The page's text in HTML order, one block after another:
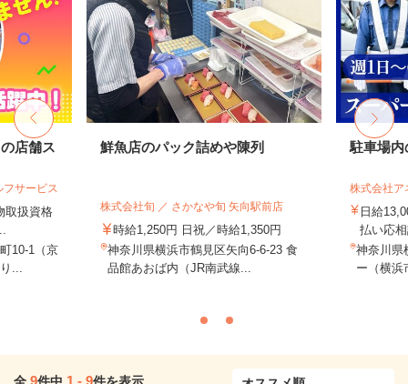
店舗ス
サービス
扱資格
10-1（京
...
鮮魚店のパック詰めや陳列
株式会社旬 ／ さかなや旬 矢向駅前店
時給1,250円 日祝／時給1,350円
神奈川県横浜市鶴見区矢向6-6-23 食
品館あおば内（JR南武線...
駐車場内
株式会社ア
日給
払い応
神奈川県
ー（横浜